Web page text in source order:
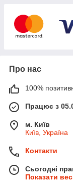
Про нас
100%
Працює з
м. Київ
Київ, Україна
Контакти
Сьогодні
Показати